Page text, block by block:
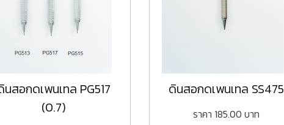
สอกดเพนเทล PG517
(0.7)
ดินสอกดเพนเทล SS475
ราคา 185.00 บาท